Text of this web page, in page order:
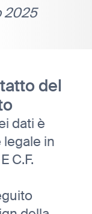
2025
del
dati è
legale in
C.F.